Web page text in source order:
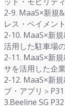
2-9. MaaS×新規
レス・ペイメン
2-10. MaaS×新
活用した駐車場
2-11. MaaS×新
サを活用した企
2-12. MaaS×新
ブ・アプリ＞P31
3.Beeline SG P32